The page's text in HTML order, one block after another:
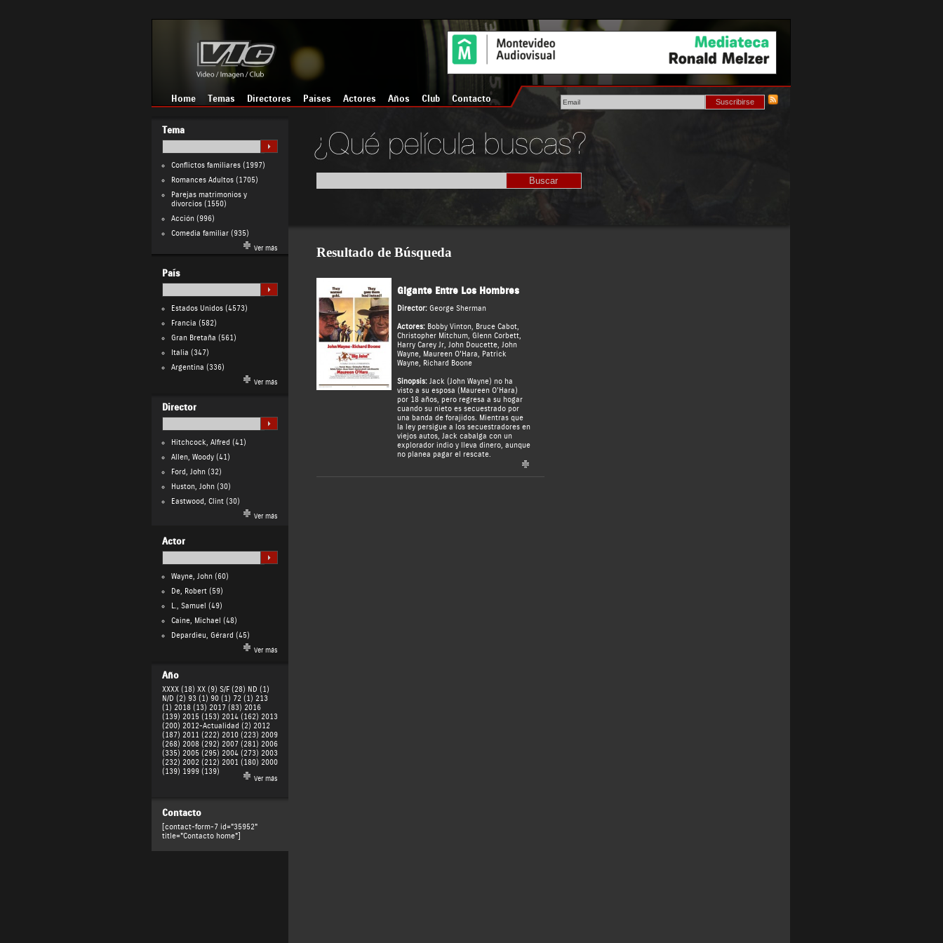
Home Temas Directores Países Actores Años Club Contacto
Tema
Conflictos familiares(1997)
Romances Adultos(1705)
Parejas matrimonios y
divorcios(1550)
Acción(996)
Comedia familiar(935)
Ver más
País
Estados Unidos(4573)
Francia (582)
Gran Bretaña (561)
Italia (347)
Argentina (336)
Ver más
Director
Hitchcock, Alfred (41)
Allen, Woody(41)
Ford, John(32)
Huston, John(30)
Eastwood, Clint(30)
Ver más
Actor
Wayne, John(60)
De, Robert(59)
L., Samuel (49)
Caine, Michael (48)
Depardieu, Gérard (45)
Ver más
Año
XXXX (18) XX (9) S/F (28) ND (1)
N/D (2) 93 (1) 90 (1) 72 (1) 213
(1) 2018 (13) 2017 (83) 2016
(139) 2015 (153) 2014 (162) 2013
(200) 2012-Actualidad (2) 2012
(187) 2011 (222) 2010 (223) 2009
(268) 2008 (292) 2007 (281) 2006
(335) 2005 (295) 2004 (273) 2003
(232) 2002 (212) 2001 (180) 2000
(139) 1999 (139)
Ver más
Contacto
[contact-form-7 id="35952"
title="Contacto home"]
Resultado de Búsqueda
Gigante Entre Los Hombres
Director: George Sherman
Actores: Bobby Vinton, Bruce Cabot,
Christopher Mitchum, Glenn Corbett,
Harry Carey Jr, John Doucette, John
Wayne, Maureen O'Hara, Patrick
Wayne, Richard Boone
Sinopsis:Jack (John Wayne) no ha
visto a su esposa (Maureen O’Hara)
por 18 años, pero regresa a su hogar
cuando su nieto es secuestrado por
una banda de forajidos. Mientras que
la ley persigue a los secuestradores en
viejos autos, Jack cabalga con un
explorador indio y lleva dinero, aunque
no planea pagar el rescate.